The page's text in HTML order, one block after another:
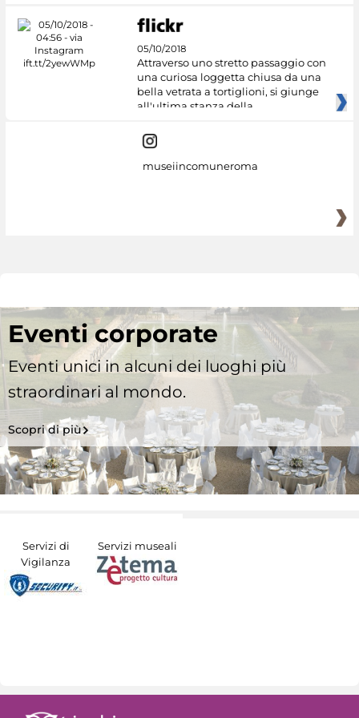
05/10/2018
Attraverso uno stretto passaggio con
una curiosa loggetta chiusa da una
bella vetrata a tortiglioni, si giunge
all'ultima stanza della
museiincomuneroma
Eventi corporate
Eventi unici in alcuni dei luoghi più
straordinari al mondo.
Scopri di più
Servizi di
Vigilanza
Servizi museali